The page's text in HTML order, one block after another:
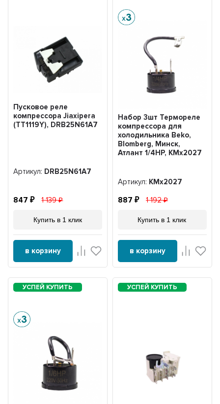
Пусковое реле
компрессора Jiaxipera
(TT1119Y), DRB25N61A7
Артикул: DRB25N61A7
847 1 139
Купить в 1 клик
в корзину
Набор 3шт Термореле
компрессора для
холодильника Beko,
Blomberg, Минск,
Атлант 1/4HP, KMx2027
Артикул: KMx2027
887 1 192
Купить в 1 клик
в корзину